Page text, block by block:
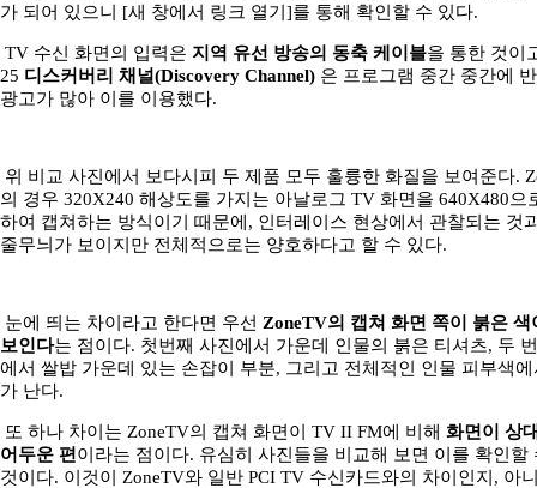
가 되어 있으니 [새 창에서 링크 열기]를 통해 확인할 수 있다.
TV 수신 화면의 입력은 지역 유선 방송의 동축 케이블을 통한 것이
25 디스커버리 채널(Discovery Channel) 은 프로그램 중간 중간에
광고가 많아 이를 이용했다.
위 비교 사진에서 보다시피 두 제품 모두 훌륭한 화질을 보여준다.
의 경우 320X240 해상도를 가지는 아날로그 TV 화면을 640X480으
하여 캡쳐하는 방식이기 때문에, 인터레이스 현상에서 관찰되는 것
줄무늬가 보이지만 전체적으로는 양호하다고 할 수 있다.
눈에 띄는 차이라고 한다면 우선 ZoneTV의 캡쳐 화면 쪽이 붉은 색
보인다는 점이다. 첫번째 사진에서 가운데 인물의 붉은 티셔츠, 두
에서 쌀밥 가운데 있는 손잡이 부분, 그리고 전체적인 인물 피부색
가 난다.
또 하나 차이는 ZoneTV의 캡쳐 화면이 TV II FM에 비해 화면이 상
어두운 편 이라는 점이다. 유심히 사진들을 비교해 보면 이를 확인할
것이다. 이것이 ZoneTV와 일반 PCI TV 수신카드와의 차이인지, 아